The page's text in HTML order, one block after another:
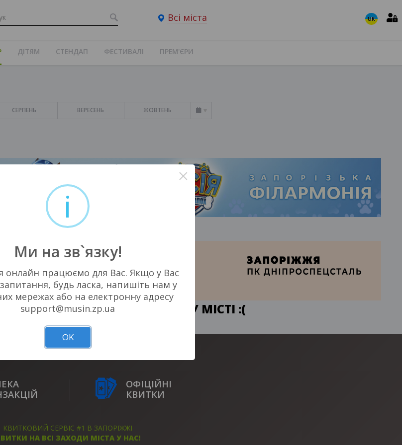
Всі міста UK
ДІТЯМ СТЕНДАП ФЕСТИВАЛІ ПРЕМ'ЄРИ
СЕРПЕНЬ ВЕРЕСЕНЬ ЖОВТЕНЬ
ПОДІЙ У ВАШОМУ МІСТІ :(
ОФІЦІЙНІ
КВИТКИ
КВИТКОВИЙ СЕРВІС #1 В ЗАПОРІЖЖІ
НА ВСІ ЗАХОДИ МІСТА У НАС!
i
Ми на зв`язку!
×
працюємо для Вас. Якщо у Вас
будь ласка, напишіть нам у
мережах або на електронну адресу
support@musin.zp.ua
OK